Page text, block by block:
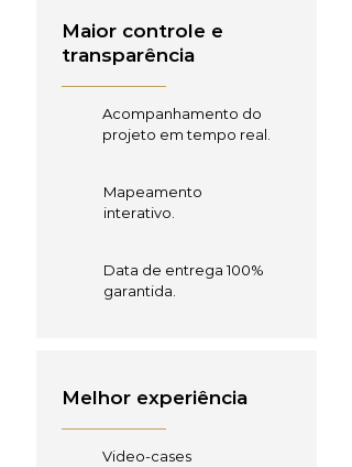
Maior controle e
transparência
Acompanhamento do
projeto em tempo real.
Mapeamento
interativo.
Data de entrega 100%
garantida.
Melhor experiência
Video-cases